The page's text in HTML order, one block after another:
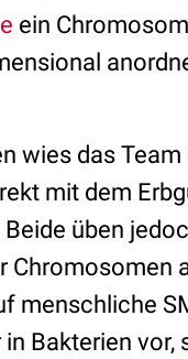
ein
wies das
mit dem
üben
Chromosomen
menschliche
Bakterien vor,